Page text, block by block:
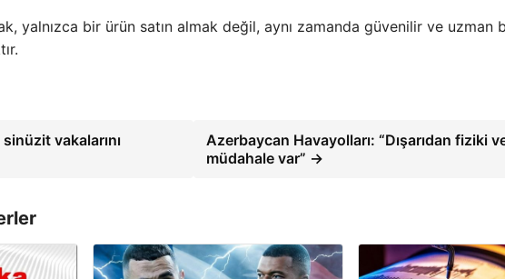
yalnızca bir ürün satın almak değil, aynı zamanda güvenilir ve uzman
vakalarını
Azerbaycan Havayolları: “Dışarıdan fiziki
müdahale var” →